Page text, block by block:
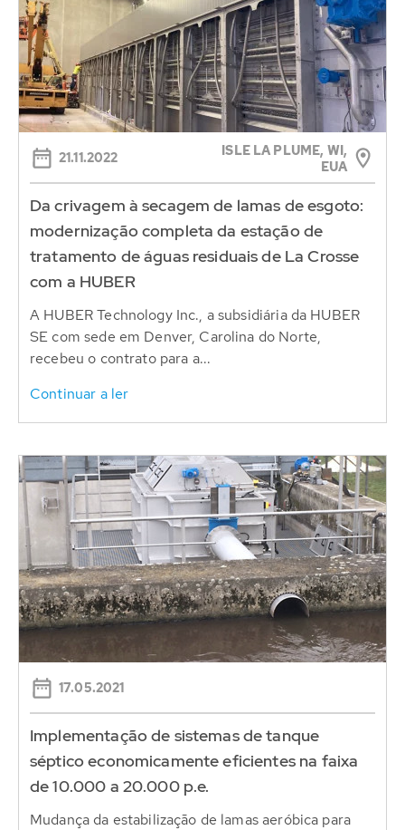
21.11.2022
ISLE LA PLUME, WI,
EUA
Da crivagem à secagem de lamas de esgoto:
modernização completa da estação de
tratamento de águas residuais de La Crosse
com a HUBER
A HUBER Technology Inc., a subsidiária da HUBER
SE com sede em Denver, Carolina do Norte,
recebeu o contrato para a...
Continuar a ler
17.05.2021
Implementação de sistemas de tanque
séptico economicamente eficientes na faixa
de 10.000 a 20.000 p.e.
Mudança da estabilização de lamas aeróbica para